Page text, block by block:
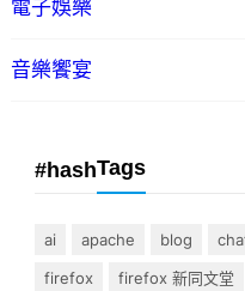
電子娛樂
音樂饗宴
#hashTags
ai apache blog
firefox
firefox 新同文堂